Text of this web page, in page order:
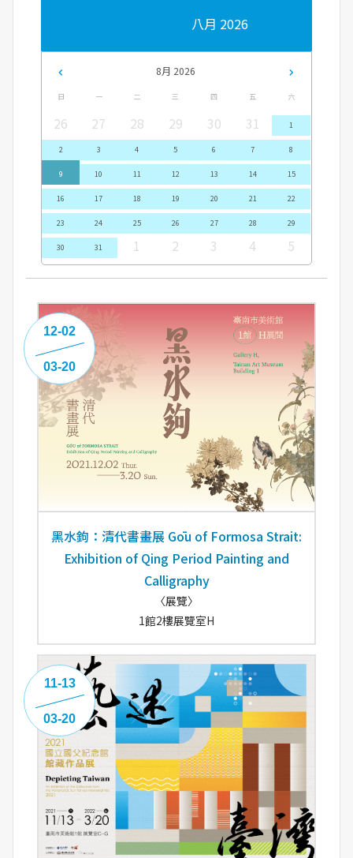
八月 2026
8月 2026
日 一 二 三 四 五 六
26 27 28 29 30 31 1
2 3 4 5 6 7 8
9 10 11 12 13 14 15
16 17 18 19 20 21 22
23 24 25 26 27 28 29
30 31 1 2 3 4 5
黑水鉤：清代書畫展 Gōu of Formosa Strait:
Exhibition of Qing Period Painting and
Calligraphy
〈展覽〉
1館2樓展覽室H
12-02
03-20
11-13
03-20